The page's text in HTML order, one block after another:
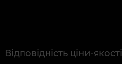
Відповідність ціни-якості